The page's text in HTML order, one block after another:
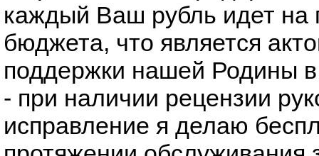
каждый Ваш рубль идет на
бюджета, что является
поддержки нашей Родины
- при наличии рецензии
исправление я делаю